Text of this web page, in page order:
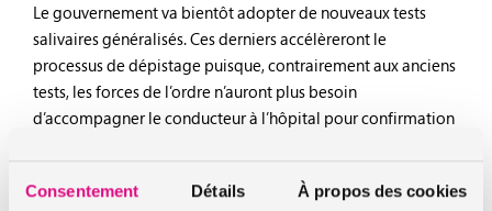
Consentement Détails À propos des cookies
Le gouvernement va bientôt adopter de nouveaux tests
salivaires généralisés. Ces derniers accélèreront le
processus de dépistage puisque, contrairement aux anciens
tests, les forces de l’ordre n’auront plus besoin
d’accompagner le conducteur à l’hôpital pour confirmation
et amphétamines). Ils auront pour but l’augmentation et